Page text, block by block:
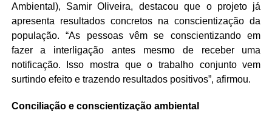
Ambiental), Samir Oliveira, destacou que o projeto já
apresenta resultados concretos na conscientização da
população. “As pessoas vêm se conscientizando em
fazer a interligação antes mesmo de receber uma
notificação. Isso mostra que o trabalho conjunto vem
surtindo efeito e trazendo resultados positivos”, afirmou.
Conciliação e conscientização ambiental